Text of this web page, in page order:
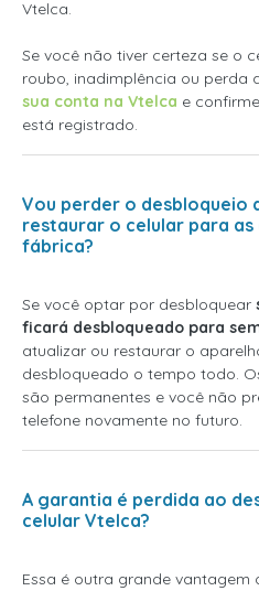
Vtelca.
Se você não tiver certeza se o
roubo, inadimplência ou perda
sua conta na Vtelca e
está registrado.
Vou perder o desbloqueio
restaurar o celular para
fábrica?
Se você optar por desbloquear
ficará desbloqueado para
atualizar ou restaurar o
desbloqueado o tempo todo.
são permanentes e você não
telefone novamente no futuro.
A garantia é perdida ao
celular Vtelca?
Essa é outra grande vantagem